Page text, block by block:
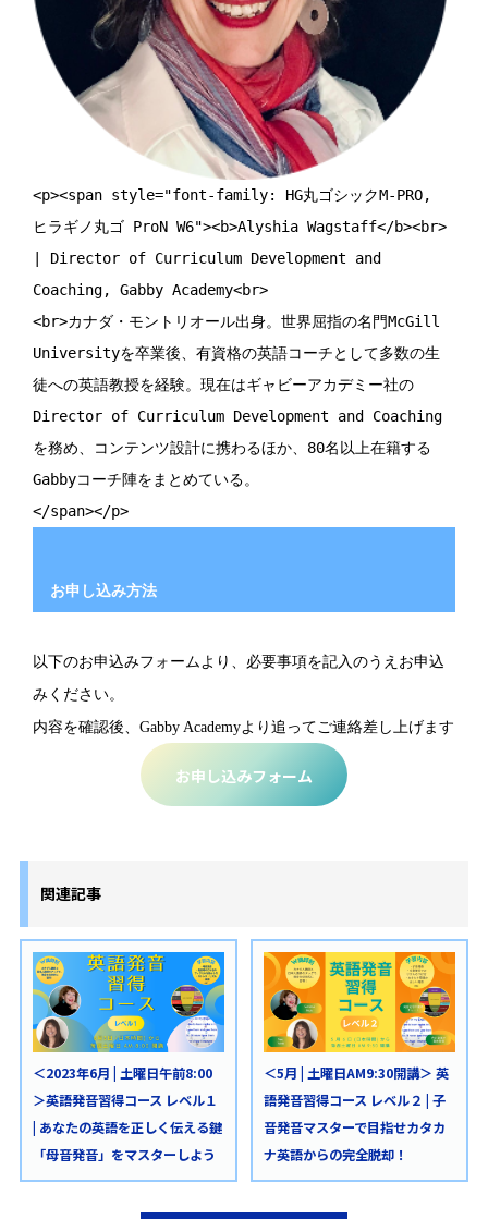
<p><span style="font-family: HG丸ゴシックM-PRO,
ヒラギノ丸ゴ ProN W6"><b>Alyshia Wagstaff</b><br>
| Director of Curriculum Development and
Coaching, Gabby Academy<br>
<br>カナダ・モントリオール出身。世界屈指の名門McGill
Universityを卒業後、有資格の英語コーチとして多数の生
徒への英語教授を経験。現在はギャビーアカデミー社の
Director of Curriculum Development and Coaching
を務め、コンテンツ設計に携わるほか、80名以上在籍する
Gabbyコーチ陣をまとめている。
</span></p>
お申し込み方法
以下のお申込みフォームより、必要事項を記入のうえお申込
みください。
内容を確認後、Gabby Academyより追ってご連絡差し上げます
お申し込みフォーム
関連記事
＜2023年6月 | 土曜日午前8:00
＞英語発音習得コース レベル１
| あなたの英語を正しく伝える鍵
「母音発音」をマスターしよう
＜5月 | 土曜日AM9:30開講＞ 英
語発音習得コース レベル２ | 子
音発音マスターで目指せカタカ
ナ英語からの完全脱却！